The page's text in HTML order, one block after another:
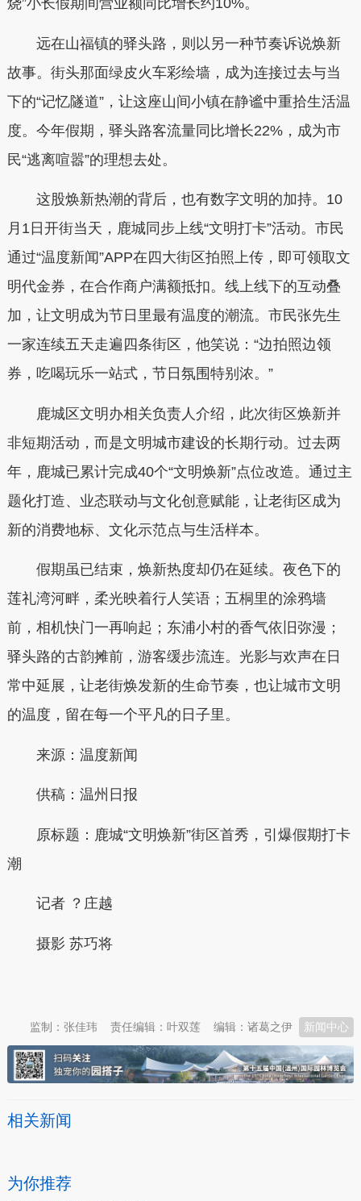
烧”小长假期间营业额同比增长约10%。
远在山福镇的驿头路，则以另一种节奏诉说焕新
故事。街头那面绿皮火车彩绘墙，成为连接过去与当
下的“记忆隧道”，让这座山间小镇在静谧中重拾生活温
度。今年假期，驿头路客流量同比增长22%，成为市
民“逃离喧嚣”的理想去处。
这股焕新热潮的背后，也有数字文明的加持。10
月1日开街当天，鹿城同步上线“文明打卡”活动。市民
通过“温度新闻”APP在四大街区拍照上传，即可领取文
明代金券，在合作商户满额抵扣。线上线下的互动叠
加，让文明成为节日里最有温度的潮流。市民张先生
一家连续五天走遍四条街区，他笑说：“边拍照边领
券，吃喝玩乐一站式，节日氛围特别浓。”
鹿城区文明办相关负责人介绍，此次街区焕新并
非短期活动，而是文明城市建设的长期行动。过去两
年，鹿城已累计完成40个“文明焕新”点位改造。通过主
题化打造、业态联动与文化创意赋能，让老街区成为
新的消费地标、文化示范点与生活样本。
假期虽已结束，焕新热度却仍在延续。夜色下的
莲礼湾河畔，柔光映着行人笑语；五桐里的涂鸦墙
前，相机快门一再响起；东浦小村的香气依旧弥漫；
驿头路的古韵摊前，游客缓步流连。光影与欢声在日
常中延展，让老街焕发新的生命节奏，也让城市文明
的温度，留在每一个平凡的日子里。
来源：温度新闻
供稿： 温州日报
原标题： 鹿城“文明焕新”街区首秀，引爆假期打卡
潮
记者 ？庄越
摄影 苏巧将
新闻中心
编辑：诸葛之伊
责任编辑：叶双莲
监制：张佳玮
相关新闻
为你推荐